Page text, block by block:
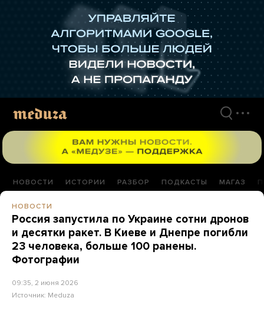
НОВОСТИ ИСТОРИИ РАЗБОР ПОДКАСТЫ МАГАЗ
НОВОСТИ
Россия запустила по Украине сотни дронов
и десятки ракет. В Киеве и Днепре погибли
23 человека, больше 100 ранены.
Фотографии
09:35, 2 июня 2026
Источник: Meduza